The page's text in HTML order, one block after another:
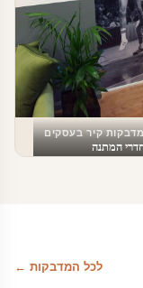
קיר בעסקים
המתנה
לכל המדבקות ←